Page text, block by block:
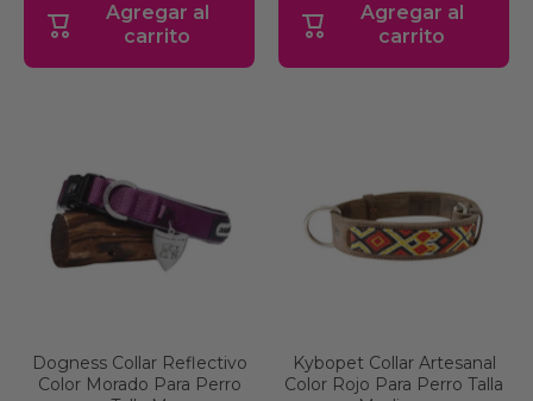
Agregar al
carrito
Agregar al
carrito
Dogness Collar Reflectivo
Color Morado Para Perro
Kybopet Collar Artesanal
Color Rojo Para Perro Talla